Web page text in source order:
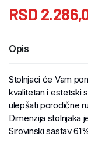
RSD
Opis
Stolnjaci će Vam
kvalitetan i estetski
ulepšati porodične
Dimenzija stolnjaka
Sirovinski sastav